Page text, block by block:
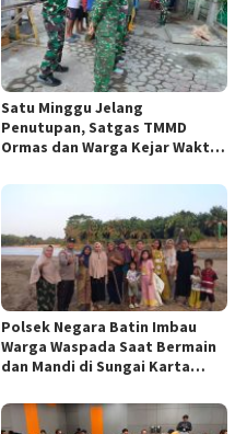
Satu Minggu Jelang
Penutupan, Satgas TMMD
Ormas dan Warga Kejar Waktu
Polsek Negara Batin Imbau
Warga Waspada Saat Bermain
dan Mandi di Sungai Karta